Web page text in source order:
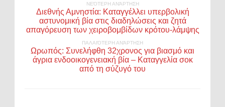
ΝΕΌΤΕΡΗ ΑΝΆΡΤΗΣΗ
Διεθνής Αμνηστία: Καταγγέλλει υπερβολική
αστυνομική βία στις διαδηλώσεις και ζητά
απαγόρευση των χειροβομβίδων κρότου-λάμψης
ΠΑΛΑΙΌΤΕΡΗ ΑΝΆΡΤΗΣΗ
Ωρωπός: Συνελήφθη 32χρονος για βιασμό και
άγρια ενδοοικογενειακή βία – Καταγγελία σοκ
από τη σύζυγό του